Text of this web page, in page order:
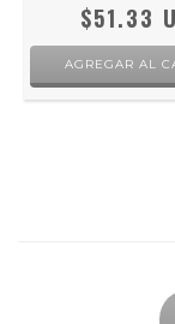
$51.33